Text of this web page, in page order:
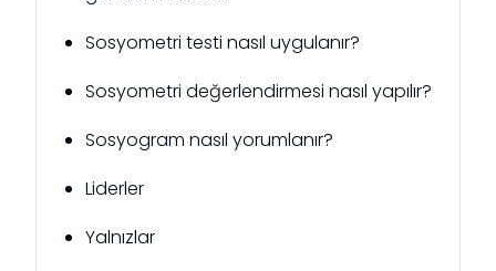
Sosyometri testi nasıl uygulanır?
Sosyometri değerlendirmesi nasıl yapılır?
Sosyogram nasıl yorumlanır?
Liderler
Yalnızlar